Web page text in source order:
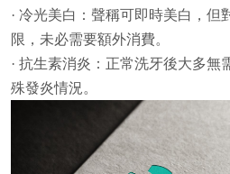
· 冷光美白：聲稱可即時美白，但
限，未必需要額外消費。
· 抗生素消炎：正常洗牙後大多無
殊發炎情況。